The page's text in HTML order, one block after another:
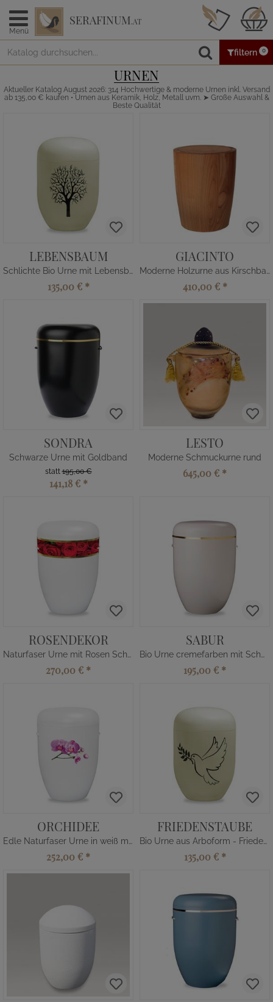
Menü
SERAFINUM.AT
filtern 0
URNEN
Aktueller Katalog August 2026: 314 Hochwertige & moderne Urnen inkl. Versand
ab 135,00 € kaufen • Urnen aus Keramik, Holz, Metall uvm. ➤ Große Auswahl &
Beste Qualität
LEBENSBAUM
Schlichte Bio Urne mit Lebensbaum
135,00 € *
GIACINTO
Moderne Holzurne aus Kirschbaum
410,00 € *
SONDRA
Schwarze Urne mit Goldband
statt195,00 €
141,18 € *
LESTO
Moderne Schmuckurne rund
645,00 € *
ROSENDEKOR
Naturfaser Urne mit Rosen Schmuckband
270,00 € *
SABUR
Bio Urne cremefarben mit Schmuckband
195,00 € *
ORCHIDEE
Edle Naturfaser Urne in weiß mit Orchidee
252,00 € *
FRIEDENSTAUBE
Bio Urne aus Arboform - Friedenstaube
135,00 € *